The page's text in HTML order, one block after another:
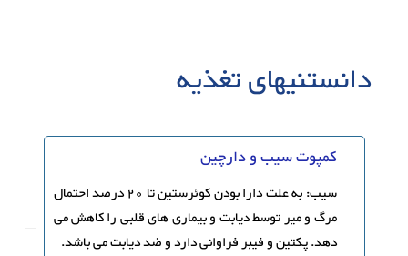
دانستنیهای تغذیه
کمپوت سیب و دارچین
سیب: به علت دارا بودن کوئرستین تا 20 درصد احتمال
مرگ و میر توسط دیابت و بیماری های قلبی را کاهش می
دهد. پکتین و فیبر فراوانی دارد و ضد دیابت می باشد.